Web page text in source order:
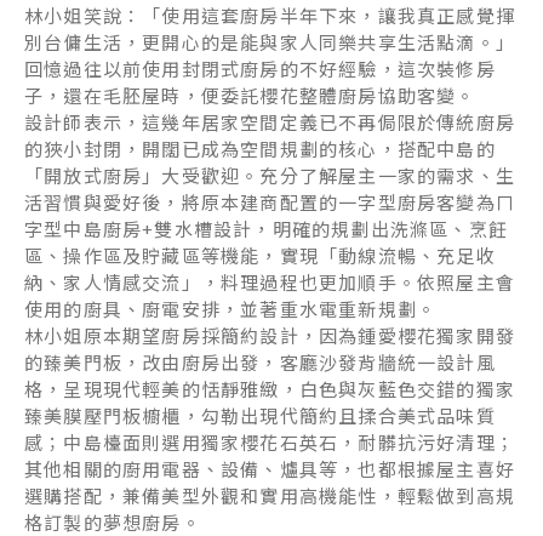
林小姐笑說：「使用這套廚房半年下來，讓我真正感覺揮
別台傭生活，更開心的是能與家人同樂共享生活點滴。」
回憶過往以前使用封閉式廚房的不好經驗，這次裝修房
子，還在毛胚屋時，便委託櫻花整體廚房協助客變。
設計師表示，這幾年居家空間定義已不再侷限於傳統廚房
的狹小封閉，開闊已成為空間規劃的核心，搭配中島的
「開放式廚房」大受歡迎。充分了解屋主一家的需求、生
活習慣與愛好後，將原本建商配置的一字型廚房客變為ㄇ
字型中島廚房+雙水槽設計，明確的規劃出洗滌區、烹飪
區、操作區及貯藏區等機能，實現「動線流暢、充足收
納、家人情感交流」，料理過程也更加順手。依照屋主會
使用的廚具、廚電安排，並著重水電重新規劃。
林小姐原本期望廚房採簡約設計，因為鍾愛櫻花獨家開發
的臻美門板，改由廚房出發，客廳沙發背牆統一設計風
格，呈現現代輕美的恬靜雅緻，白色與灰藍色交錯的獨家
臻美膜壓門板櫥櫃，勾勒出現代簡約且揉合美式品味質
感；中島檯面則選用獨家櫻花石英石，耐髒抗污好清理；
其他相關的廚用電器、設備、爐具等，也都根據屋主喜好
選購搭配，兼備美型外觀和實用高機能性，輕鬆做到高規
格訂製的夢想廚房。